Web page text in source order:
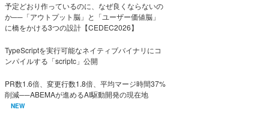
予定どおり作っているのに、なぜ良くならないの
か──「アウトプット脳」と「ユーザー価値脳」
に橋をかける3つの設計【CEDEC2026】
TypeScriptを実行可能なネイティブバイナリにコ
ンパイルする「scriptc」公開
PR数1.6倍、変更行数1.8倍、平均マージ時間37%
削減──ABEMAが進めるAI駆動開発の現在地
NEW